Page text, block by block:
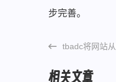
步完善。
tbadc将网站
相关文章